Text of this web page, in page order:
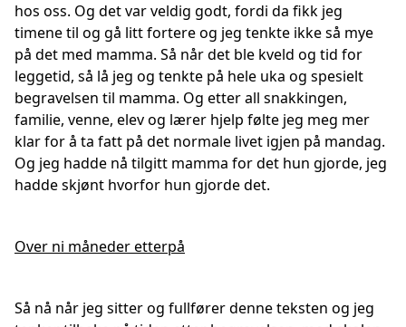
hos oss. Og det var veldig godt, fordi da fikk jeg
timene til og gå litt fortere og jeg tenkte ikke så mye
på det med mamma. Så når det ble kveld og tid for
leggetid, så lå jeg og tenkte på hele uka og spesielt
begravelsen til mamma. Og etter all snakkingen,
familie, venne, elev og lærer hjelp følte jeg meg mer
klar for å ta fatt på det normale livet igjen på mandag.
Og jeg hadde nå tilgitt mamma for det hun gjorde, jeg
hadde skjønt hvorfor hun gjorde det.
Over ni måneder etterpå
Så nå når jeg sitter og fullfører denne teksten og jeg